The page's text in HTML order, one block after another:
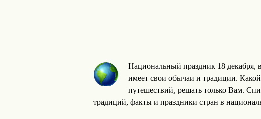
Национальный праздник 18 декабря,
имеет свои обычаи и традиции.
путешествий, решать только Вам.
традиций, факты и праздники стран в